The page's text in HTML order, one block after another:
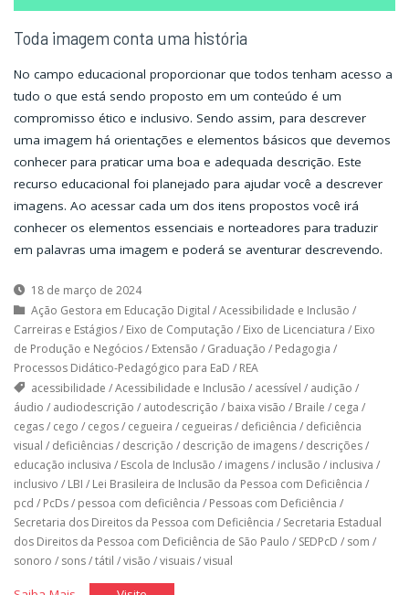
Toda imagem conta uma história
No campo educacional proporcionar que todos tenham acesso a
tudo o que está sendo proposto em um conteúdo é um
compromisso ético e inclusivo. Sendo assim, para descrever
uma imagem há orientações e elementos básicos que devemos
conhecer para praticar uma boa e adequada descrição. Este
recurso educacional foi planejado para ajudar você a descrever
imagens. Ao acessar cada um dos itens propostos você irá
conhecer os elementos essenciais e norteadores para traduzir
em palavras uma imagem e poderá se aventurar descrevendo.
18 de março de 2024
Ação Gestora em Educação Digital /Acessibilidade e Inclusão /
Carreiras e Estágios/ Eixo de Computação / Eixo de Licenciatura / Eixo
de Produção e Negócios/ Extensão / Graduação / Pedagogia /
Processos Didático-Pedagógico para EaD / REA
acessibilidade /Acessibilidade e Inclusão / acessível / audição /
áudio / audiodescrição / autodescrição / baixa visão / Braile / cega /
cegas/ cego / cegos/ cegueira / cegueiras/ deficiência / deficiência
visual / deficiências/ descrição / descrição de imagens/ descrições/
educação inclusiva / Escola de Inclusão / imagens/ inclusão / inclusiva /
inclusivo / LBI / Lei Brasileira de Inclusão da Pessoa com Deficiência /
pcd / PcDs/ pessoa com deficiência / Pessoas com Deficiência /
Secretaria dos Direitos da Pessoa com Deficiência / Secretaria Estadual
dos Direitos da Pessoa com Deficiência de São Paulo / SEDPcD / som /
sonoro / sons/tátil /visão /visuais/visual